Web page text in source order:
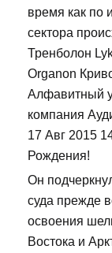
время как по
сектора
Тренболон
Organon
Алфавитный
компания
17 Авг 2015
Рождения!
Он
суда прежде
освоения
Востока и